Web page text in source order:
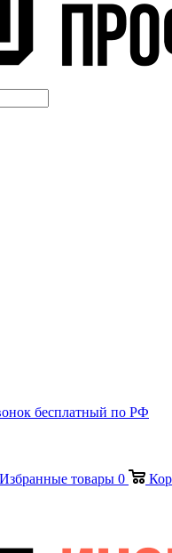
бесплатный по РФ
Избранные товары 0